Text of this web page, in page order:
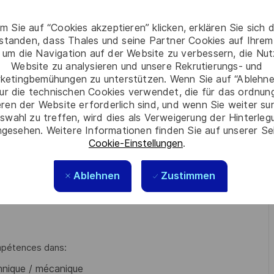
Sie auf “Cookies akzeptieren” klicken, erklären Sie sich
dass Thales und seine Partner Cookies auf
um die Navigation auf der Website zu verbessern, die
Website zu analysieren und unsere Rekrutierungs- und
zu unterstützen. Wenn Sie auf
die technischen Cookies verwendet, die für das
der Website erforderlich sind, und wenn Sie weiter
zu treffen, wird dies als Verweigerung der
Weitere Informationen finden Sie auf unserer
Cookie-Einstellungen.
Ablehnen Zustimmen
sur les différents sites Client en France principalement,
le matériel
et coordonne la maintenance corrective
afin de maintenir le cycle de vie du produit
client.
de la traçabilité des points techniques identifiés
dans:
/ mécanique